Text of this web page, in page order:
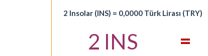
2 Insolar (INS) = 0,0000 Türk Lirası (TRY)
2 INS =